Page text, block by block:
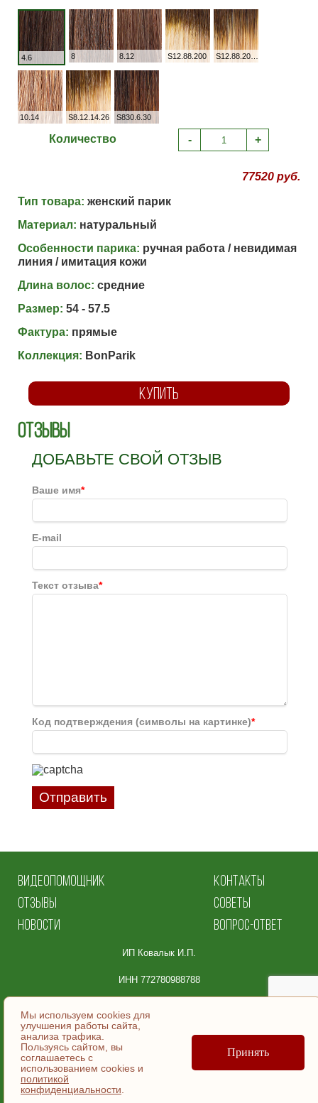
4.6 8 8.12 S12.88.200
10.14 S8.12.14.26 S830.6.30
Количество - +
77520 руб.
Тип товара: женский парик
Материал: натуральный
Особенности парика: ручная работа / невидимая
линия / имитация кожи
Длина волос: средние
Размер: 54 - 57.5
Фактура: прямые
Коллекция: BonParik
КУПИТЬ
Отзывы
ДОБАВЬТЕ СВОЙ ОТЗЫВ
Ваше имя*
E-mail
Текст отзыва*
Код подтверждения (символы на картинке)*
Отправить
ВИДЕОПОМОЩНИК
ОТЗЫВЫ
НОВОСТИ
КОНТАКТЫ
СОВЕТЫ
ВОПРОС-ОТВЕТ
ИП Ковалык И.П.
ИНН 772780988788
105064, Москва
ул. Земляной Вал, д.36, эт/помещ 5/ | №9.
Согласие на обработку персональных данных
Мы используем cookies для
улучшения работы сайта,
анализа трафика.
Пользуясь сайтом, вы
соглашаетесь c
использованием cookies и
политикой
конфиденциальности
Принять